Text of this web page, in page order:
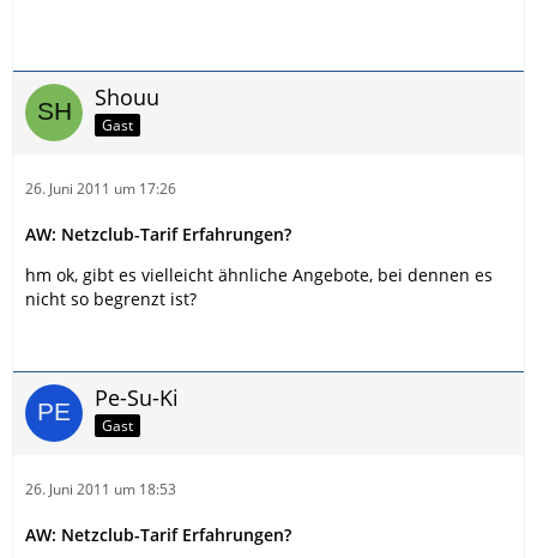
Shouu
Gast
26. Juni 2011 um 17:26
AW: Netzclub-Tarif Erfahrungen?
hm ok, gibt es vielleicht ähnliche Angebote, bei dennen es
nicht so begrenzt ist?
Pe-Su-Ki
Gast
26. Juni 2011 um 18:53
AW: Netzclub-Tarif Erfahrungen?